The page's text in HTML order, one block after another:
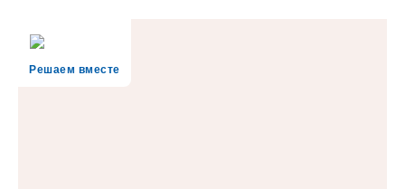
Решаем вместе